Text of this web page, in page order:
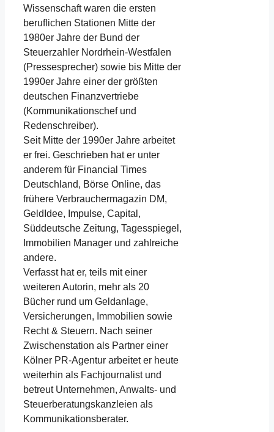
Wissenschaft waren die ersten
beruflichen Stationen Mitte der
1980er Jahre der Bund der
Steuerzahler Nordrhein-Westfalen
(Pressesprecher) sowie bis Mitte der
1990er Jahre einer der größten
deutschen Finanzvertriebe
(Kommunikationschef und
Redenschreiber).
Seit Mitte der 1990er Jahre arbeitet
er frei. Geschrieben hat er unter
anderem für Financial Times
Deutschland, Börse Online, das
frühere Verbrauchermagazin DM,
GeldIdee, Impulse, Capital,
Süddeutsche Zeitung, Tagesspiegel,
Immobilien Manager und zahlreiche
andere.
Verfasst hat er, teils mit einer
weiteren Autorin, mehr als 20
Bücher rund um Geldanlage,
Versicherungen, Immobilien sowie
Recht & Steuern. Nach seiner
Zwischenstation als Partner einer
Kölner PR-Agentur arbeitet er heute
weiterhin als Fachjournalist und
betreut Unternehmen, Anwalts- und
Steuerberatungskanzleien als
Kommunikationsberater.